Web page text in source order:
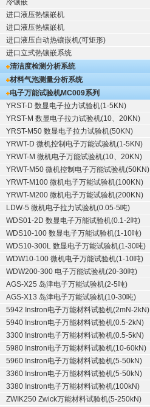
冷镶嵌
进口液压热镶嵌机
进口液压热镶嵌机
进口液压自动热镶嵌机(可矩形)
进口立式热镶嵌系统
清洁度检测分析系统
材料气泡测量分析系统
电子万能试验机MC009系列
YRST-D 数显电子拉力试验机(1-5KN)
YRST-M 数显电子拉力试验机(10、20KN)
YRST-M50 数显电子拉力试验机(50KN)
YRWT-D 微机控制电子万能试验机(1-5KN)
YRWT-M 微机电子万能试验机(10、20KN)
YRWT-M50 微机控制电子万能试验机(50KN)
YRWT-M100 微机电子万能试验机(100KN)
YRWT-M200 微机电子万能试验机(200KN)
LDW-5 微机电子拉力试验机(0.05-5吨)
WDS01-2D 数显电子万能试验机(0.1-2吨)
WDS10-100 数显电子万能试验机(1-10吨)
WDS10-300L 数显电子万能试验机(1-30吨)
WDW10-100 微机电子万能试验机(1-10吨)
WDW200-300 电子万能试验机(20-30吨)
AGS-X25 岛津电子万能试验机(2-5吨)
AGS-X13 岛津电子万能试验机(10-30吨)
5942 Instron电子万能材料试验机(2mN-2kN)
5940 Instron电子万能材料试验机(0.5-2kN)
3300 Instron电子万能材料试验机(0.5-5kN)
5980 Instron电子万能材料试验机(10-60kN)
5960 Instron电子万能材料试验机(5-50kN)
3360 Instron电子万能材料试验机(5-50kN)
3380 Instron电子万能材料试验机(100kN)
ZWIK250 Zwick万能材料试验机(5-250kN)